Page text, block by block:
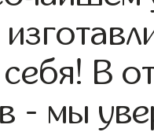
В
- мы